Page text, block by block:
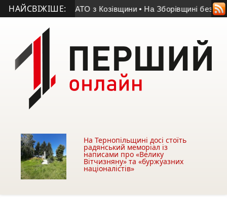
НАЙСВІЖІШЕ:
учасник АТО з Козівщини • На Зборівщині безвісти
На Тернопільщині досі стоїть
радянський меморіал із
написами про «Велику
Вітчизняну» та «буржуазних
націоналістів»